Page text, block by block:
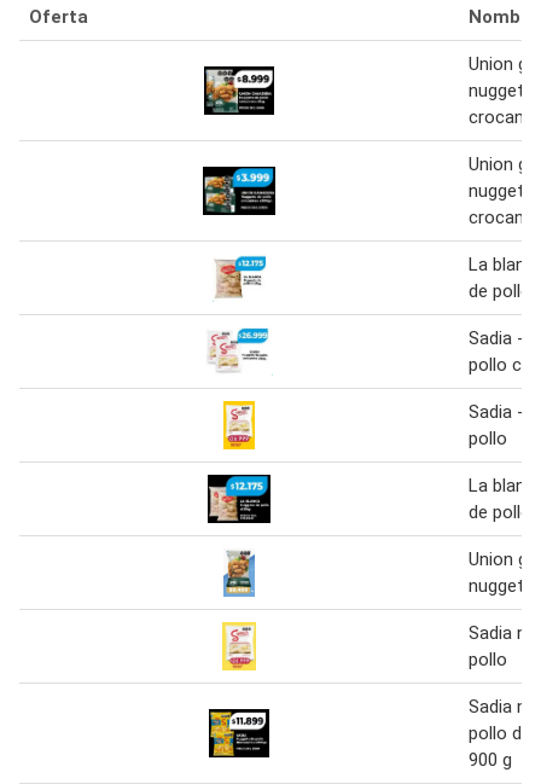
Oferta Nombre
Union
nuggets
Union
nuggets
La
de pollo
Sadia -
pollo
Sadia -
pollo
La
de pollo
Union
nuggets
Sadia
pollo
Sadia
pollo
900 g